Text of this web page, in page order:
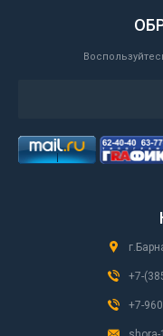
+7-
+7-